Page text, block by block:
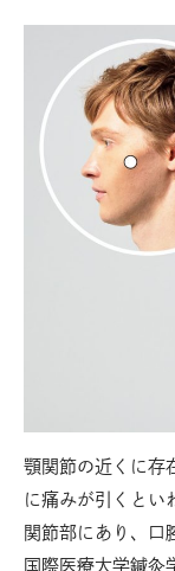
顎関節の近くに存
に痛みが引くとい
関節部にあり、口
国際医療大学鍼灸